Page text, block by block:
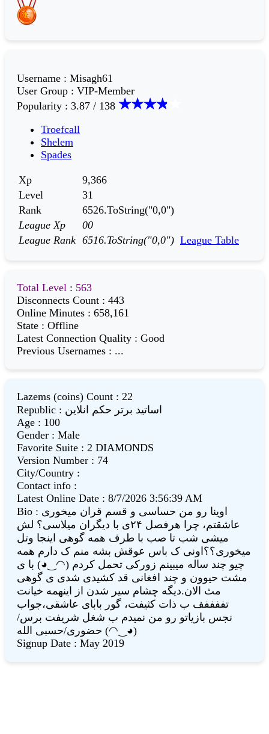
Username : Misagh61
User Group : VIP-Member
Popularity : 3.87 / 138
Troefcall
Shelem
Spades
Xp
9,366
Level
31
Rank
6526.ToString("0,0")
League Xp
00
League Rank 6516.ToString("0,0") League Table
Total Level : 563
Disconnects Count : 443
Online Minutes : 658,161
State : Offline
Latest Connection Quality : Good
Previous Usernames : ...
Lazems (coins) Count : 22
Republic : اساتید برتر حکم انلاین
Age : 100
Gender : Male
Favorite Suite : 2 DIAMONDS
Version Number : 74
City/Country :
Contact info :
Latest Online Date : 8/7/2026 3:56:39 AM
Bio : اوینا رو من حساسی و قسم قران میخوری
عاشقتم، چرا هرفصل ۲۴ی با دیگران میلاسی؟ لش
میشی شب تا صب با طرف همه گوهی اینجا وتل
میخوری؟؟اونی ک باس عوقش بشه منم ک دارم همه
چیو چند ساله میبینم زورکی تحمل کردم (◠‿◕) با ی
مشت حیوون و چند افغانی قد کشیدی شدی ی گوهی
مث الان.دیگه چشام سیر شدن از اینهمه خیانت
تففففف ب ذات کثیفت، گور بابای عاشقی،جواب
نجس بازیاتو رو من نمیدم ب شغل شریفت برس/
حضوری/حسبی الله (◠‿◕)
Signup Date : May 2019